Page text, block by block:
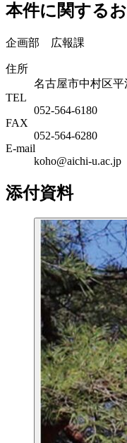
本件に関する
企画部 広報課
住所
名古屋市中村区平
TEL
052-564-6180
FAX
052-564-6280
E-mail
koho@aichi-u.ac.jp
添付資料